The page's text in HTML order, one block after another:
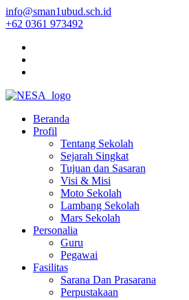
info@sman1ubud.sch.id
+62 0361 973492
Beranda
Profil
Tentang Sekolah
Sejarah Singkat
Tujuan dan Sasaran
Visi & Misi
Moto Sekolah
Lambang Sekolah
Mars Sekolah
Personalia
Guru
Pegawai
Fasilitas
Sarana Dan Prasarana
Perpustakaan